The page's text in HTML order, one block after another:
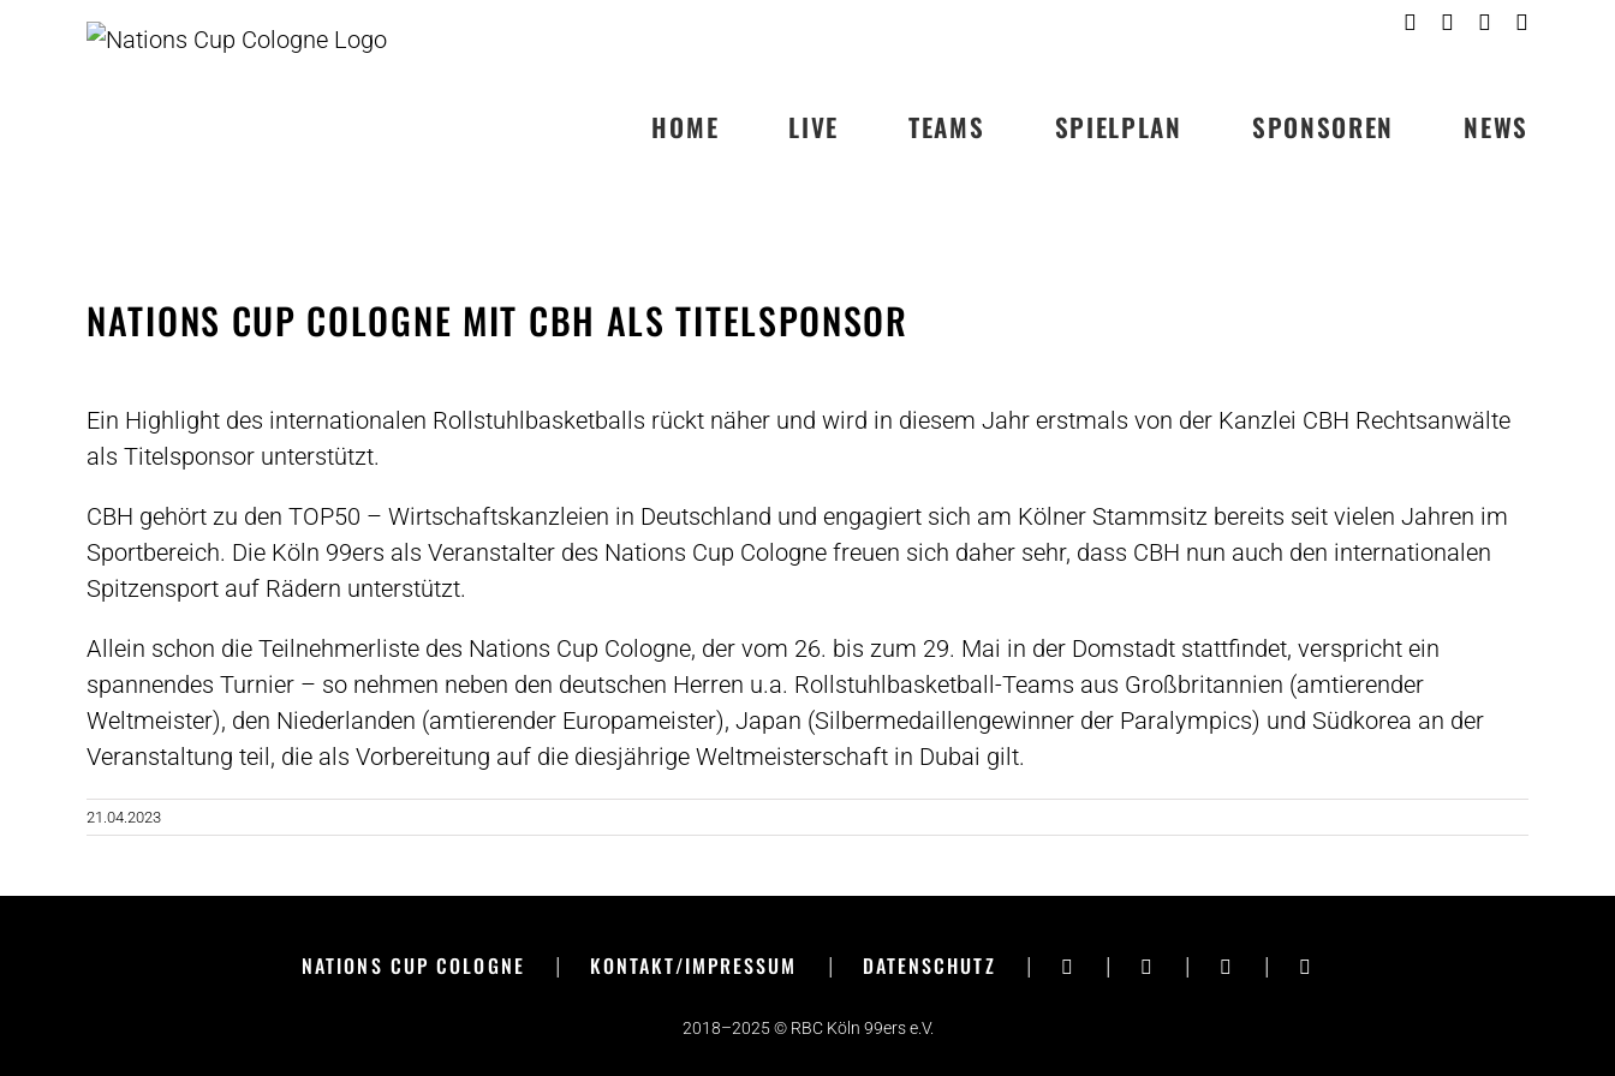
FacebookInstagramYoutube
HOME LIVE TEAMS SPIELPLAN SPONSOREN NEWS
NATIONS CUP COLOGNE MIT CBH ALS TITELSPONSOR
Larger
Image
Ein Highlight des internationalen Rollstuhlbasketballs rückt näher und wird in diesem Jahr erstmals von der Kanzlei CBH Rechtsanwälte
als Titelsponsor unterstützt.
CBH gehört zu den TOP50 – Wirtschaftskanzleien in Deutschland und engagiert sich am Kölner Stammsitz bereits seit vielen Jahren im
Sportbereich. Die Köln 99ers als Veranstalter des Nations Cup Cologne freuen sich daher sehr, dass CBH nun auch den internationalen
Spitzensport auf Rädern unterstützt.
Allein schon die Teilnehmerliste des Nations Cup Cologne, der vom 26. bis zum 29. Mai in der Domstadt stattfindet, verspricht ein
spannendes Turnier – so nehmen neben den deutschen Herren u.a. Rollstuhlbasketball-Teams aus Großbritannien (amtierender
Weltmeister), den Niederlanden (amtierender Europameister), Japan (Silbermedaillengewinner der Paralympics) und Südkorea an der
Veranstaltung teil, die als Vorbereitung auf die diesjährige Weltmeisterschaft in Dubai gilt.
21.04.2023
NATIONS CUP COLOGNE | KONTAKT/IMPRESSUM | DATENSCHUTZ | | | |
2018–2025 © RBC Köln 99ers e.V.